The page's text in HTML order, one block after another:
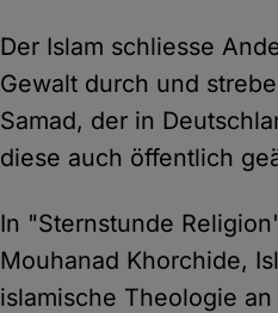
Der Islam schliesse
Gewalt durch und
Samad, der in
diese auch öffentlich
In "Sternstunde
Mouhanad Khorchide,
islamische Theologie